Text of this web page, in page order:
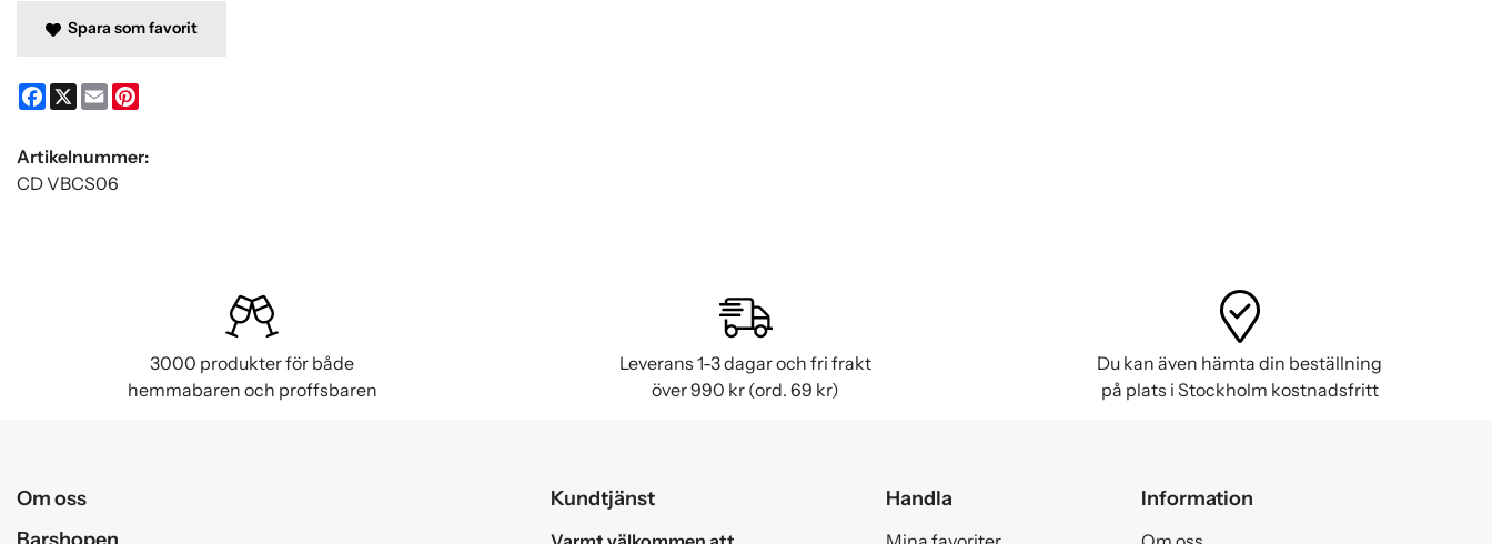
Spara som favorit
Facebook
X Email
Artikelnummer:
CD VBCS06
3000 produkter för både
hemmabaren och proffsbaren
Leverans 1-3 dagar och fri frakt
över 990 kr (ord. 69 kr)
Du kan även hämta din beställning
på plats i Stockholm kostnadsfritt
Om oss
Barshopen
Kundtjänst Handla Information